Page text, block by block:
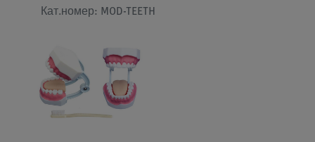
Кат.номер: MOD-TEETH